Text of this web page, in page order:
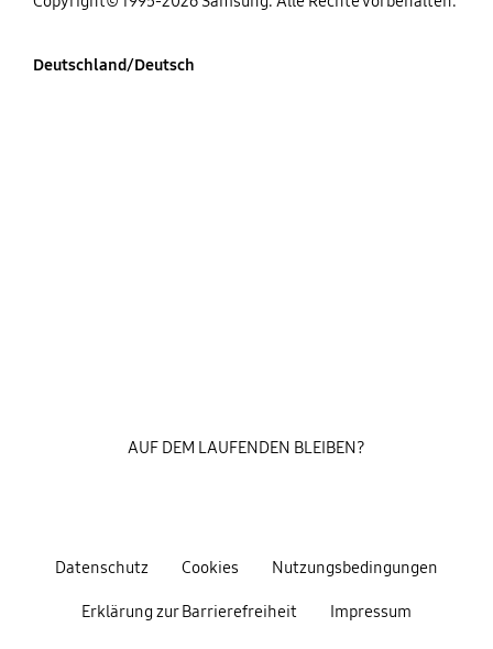
Deutschland/Deutsch
Datenschutz Cookies Nutzungsbedingungen
Erklärung zur Barrierefreiheit Impressum
AUF DEM LAUFENDEN BLEIBEN?